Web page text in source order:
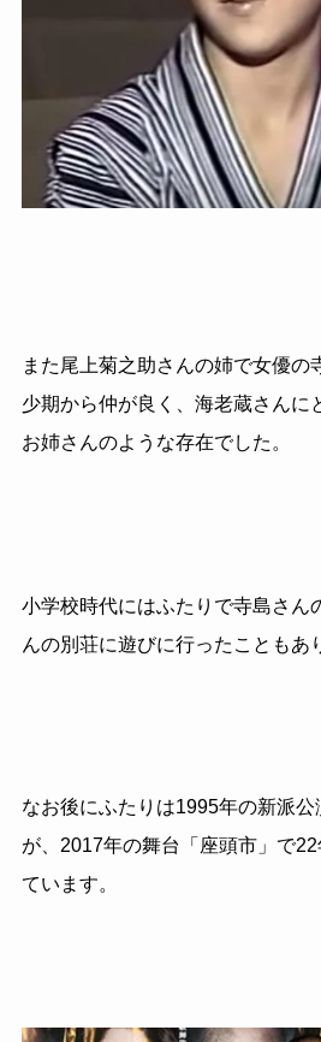
また尾上菊之助さんの姉で女優の
少期から仲が良く、海老蔵さんに
お姉さんのような存在でした。
小学校時代にはふたりで寺島さん
んの別荘に遊びに行ったこともあ
なお後にふたりは1995年の新派
が、2017年の舞台「座頭市」で
ています。